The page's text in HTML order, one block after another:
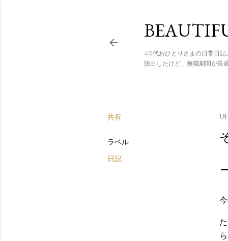
スキップ
40代おひとりさまの日常日
脱出したけど、無職期間が長
共有
ラベル
日記
1